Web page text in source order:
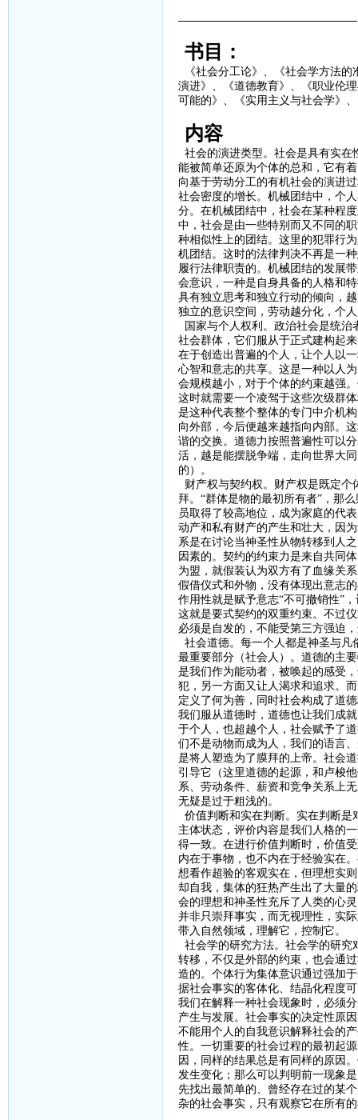
————————————————
书目：
《社会分工论》、《社会学方法的
演进》、《道德教育》、《职业伦
可能的》、《实用主义与社会学》
内容
社会的演进类型。社会是具有实在
能被简单还原为个体的总和，它有
向基于劳动分工的有机社会的演进
社会密度的增长。机械团结中，个
分。在机械团结中，社会在某种程
中，社会是由一些特别而又不同的
种相似性上的团结。这里的犯罪行
机团结。这时的法律判决不再是一
履行法律职责的。机械团结的发展
会意识，一种是自身具备的人格和
具有独立思考和独立行动的倾向，
独立的意识空间，劳动越分化，个
国家与个人权利。政治社会是统治
社会群体，它们服从于正式建构起
在于创造出普遍的个人，让个人以
心智和意志的共享。这是一种以人
会规模越小，对于个体的约束越强
这时就需要一个凌驾于这些次级群
是这种代表整个整体的专门中介机
向外部，今后便越来越指向内部。
谐的交换。道德力按照普遍性可以
活，越是能摆脱争端，走向世界大
的）。
财产权与契约权。财产权是既定个
拜。 “群体是物的最初所有者”，那
员取得了较高地位，成为家庭的代
动产和私有财产的产生和壮大，因
系是在讨论当神圣性从物转移到人
因素的。契约的约束力是来自共同
为盟，就假装认为双方有了血缘关
假借仪式和外物，没有体现出意志
作用性就是赋予意志“不可撤销性”
这就是要式契约的双重约束。不过
必须是自发的，不能受第三方强迫
社会道德。每一个人都是神圣与凡
最重要部分（社会人）。道德的主
是我们作为能动者，被唤起的感受
犯，另一方面又让人渴求和追求。
定义了何为善，同时社会构成了道
我们服从道德时，道德也让我们成
于个人，也超越个人，社会赋予了
们不是动物而成为人，我们的语言
是将人塑造为了膜拜的上帝。社会
引导它（这里道德的起源，和卢梭
系、劳动条件、薪资和竞争关系上
无疑是过于粗浅的。
价值判断和实在判断。实在判断是
主体状态，评价内容是我们人格的
得一致。在进行价值判断时，价值
内在于事物，也不内在于经验实在
想看作超验的客观实在，但理想实
却自我，集体的狂热产生出了大量
会的理想和神圣性充斥了人类的心
并非只崇拜事实，而无视理性，实
带入自然领域，理解它，控制它。
社会学的研究方法。社会学的研究
转移，不仅是外部的约束，也会通
造的。个体行为集体意识通过强加
据社会事实的客体化、结晶化程度
我们在解释一种社会现象时，必须
产生与发展。社会事实的决定性原
不能用个人的自我意识解释社会的
性。一切重要的社会过程的最初起
因，同样的结果总是有同样的原因
发生变化；那么可以判明前一现象
先找出最简单的、曾经存在过的某
杂的社会事实，只有观察它在所有